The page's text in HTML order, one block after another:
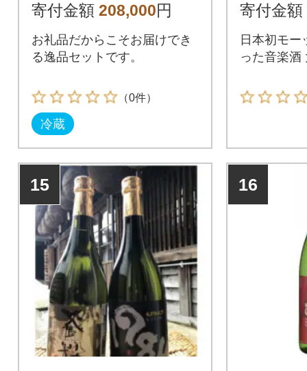
8L各1本
寄付金額 208,000円
お礼品だからこそお届けでき
る逸品セットです。
（0件）
冷蔵
寄付金額
日本初モー
った音楽酒
15 16